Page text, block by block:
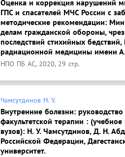
Оценка и коррекция нарушений
ГПС и спасателей МЧС России с
методические рекомендации:
делам гражданской обороны,
последствий стихийных
радиационной медицины имени
НПО ПБ АС, 2020, 29 стр.
Чамсутдинов Н. У.
Внутренние болезни:
факультетской терапии :
вузов): Н. У. Чамсутдинов, Д. Н.
Российской Федерации,
университет.